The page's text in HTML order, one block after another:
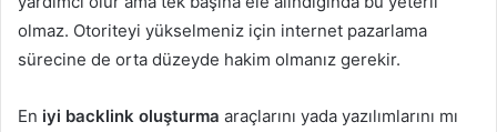
olmaz. Otoriteyi yükselmeniz için internet pazarlama
sürecine de orta düzeyde hakim olmanız gerekir.
En iyi backlink oluşturma araçlarını yada yazılımlarını mı